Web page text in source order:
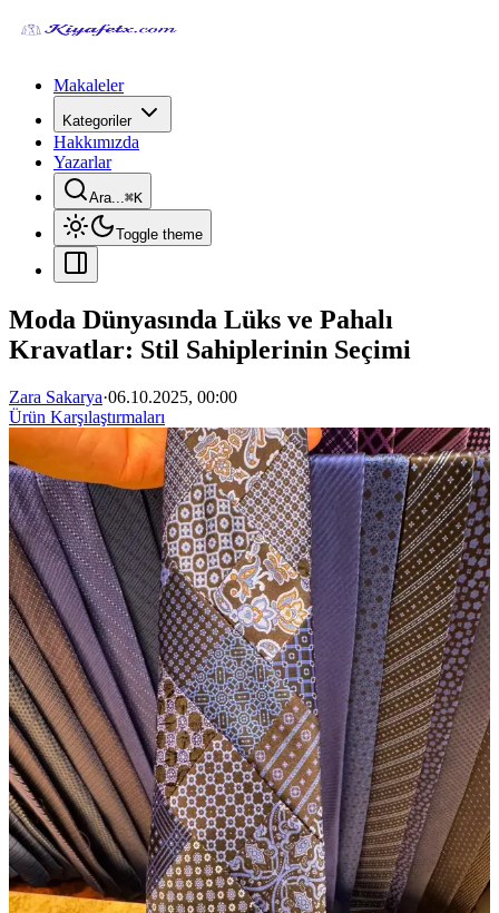
Makaleler
Kategoriler
Hakkımızda
Yazarlar
Ara...⌘K
Toggle theme
Moda Dünyasında Lüks ve Pahalı
Kravatlar: Stil Sahiplerinin Seçimi
Zara Sakarya·06.10.2025, 00:00
Ürün Karşılaştırmaları